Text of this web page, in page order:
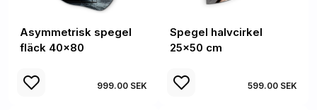
Asymmetrisk spegel
fläck 40x80
999.00 SEK
Spegel halvcirkel
25x50 cm
599.00 SEK